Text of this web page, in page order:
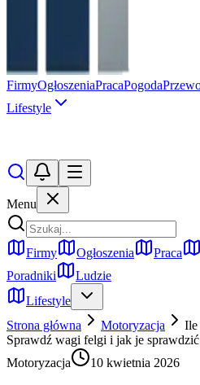
FirmyOgłoszeniaPracaPogoda
Lifestyle
Menu
Firmy Ogłoszenia Praca
Poradniki
Ludzie
Lifestyle
Strona główna
Motoryzacja
Ile
Sprawdź wagi felgi i jak je sprawdzić
Motoryzacja
10 kwietnia 2026